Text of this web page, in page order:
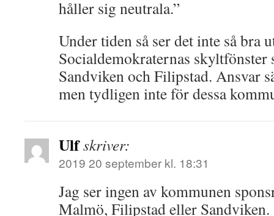
håller sig neutrala.”
Under tiden så ser det inte så bra
Socialdemokraternas
Sandviken och Filipstad. Ansvar
men tydligen inte för dessa
Ulfskriver:
2019 20 september kl. 18:31
Jag ser ingen av kommunen
Malmö, Filipstad eller Sandviken.